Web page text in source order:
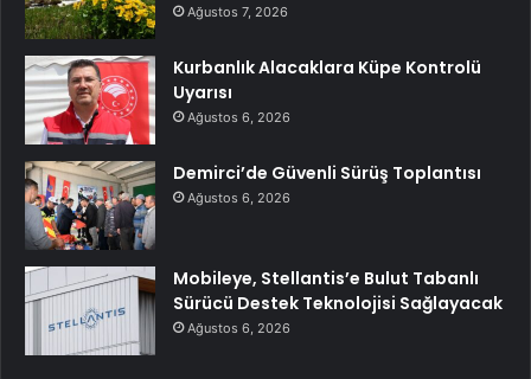
Ağustos 7, 2026
Kurbanlık Alacaklara Küpe Kontrolü
Uyarısı
Ağustos 6, 2026
Demirci’de Güvenli Sürüş Toplantısı
Ağustos 6, 2026
Mobileye, Stellantis’e Bulut Tabanlı
Sürücü Destek Teknolojisi Sağlayacak
Ağustos 6, 2026